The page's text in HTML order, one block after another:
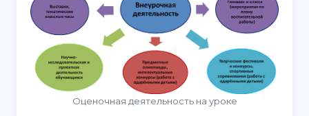
Оценочная деятельность на уроке